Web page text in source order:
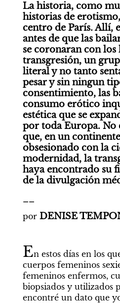
La historia, como
historias de
centro de París. Allí,
antes de que las
se coronaran con los
transgresión, un
literal y no tanto
pesar y sin ningun
consentimiento, las
consumo erótico
estética que se
por toda Europa. No
que, en un
obsesionado con la
modernidad, la
haya encontrado su
de la divulgación
por DENISE
En estos días en los
cuerpos femeninos
femeninos enfermos,
biopsiados y utilizados
encontré un dato que